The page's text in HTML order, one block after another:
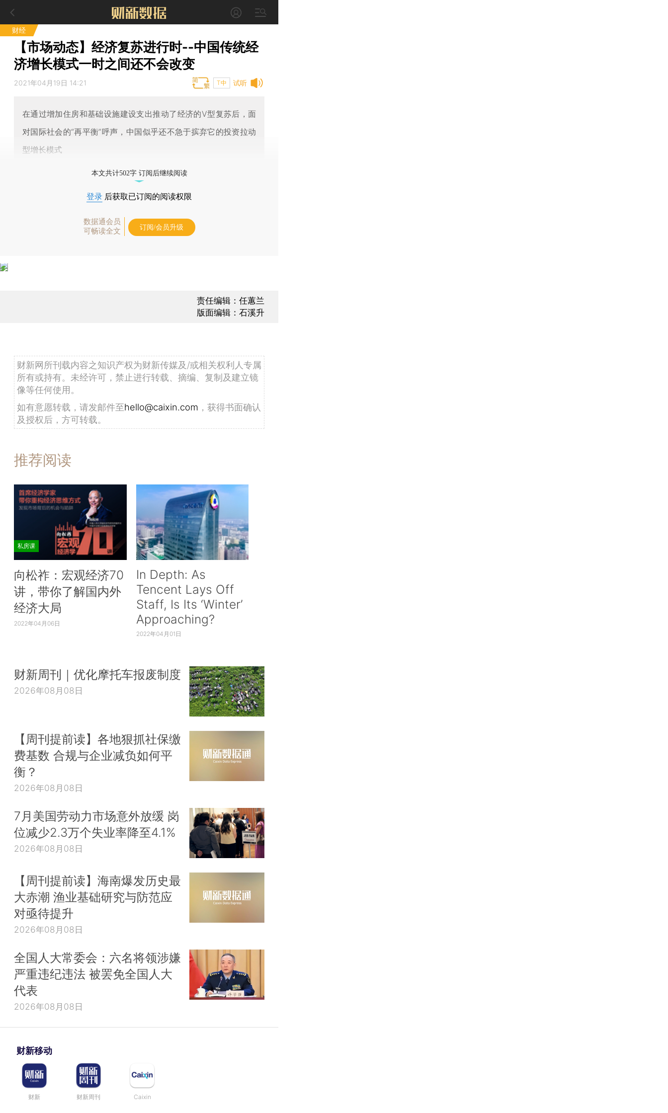
财经
【市场动态】经济复苏进行时--中国传统经
济增长模式一时之间还不会改变
试听
2021年04月19日 14:21 T中
在通过增加住房和基础设施建设支出推动了经济的V型复苏后，面
对国际社会的“再平衡”呼声，中国似乎还不急于摈弃它的投资拉动
型增长模式
本文共计502字 订阅后继续阅读
登录 后获取已订阅的阅读权限
数据通会员
可畅读全文
订阅/会员升级
责任编辑：任蕙兰
版面编辑：石溪升
财新网所刊载内容之知识产权为财新传媒及/或相关权利人专属
所有或持有。未经许可，禁止进行转载、摘编、复制及建立镜
像等任何使用。
如有意愿转载，请发邮件至hello@caixin.com ，获得书面确认
及授权后，方可转载。
推荐阅读
私房课
向松祚：宏观经济70
讲，带你了解国内外
经济大局
2022年04月06日
In Depth: As
Tencent Lays Off
Staff, Is Its ‘Winter’
Approaching?
2022年04月01日
财新周刊｜优化摩托车报废制度
2026年08月08日
【周刊提前读】各地狠抓社保缴
费基数 合规与企业减负如何平
衡？
2026年08月08日
7月美国劳动力市场意外放缓 岗
位减少2.3万个失业率降至4.1%
2026年08月08日
【周刊提前读】海南爆发历史最
大赤潮 渔业基础研究与防范应
对亟待提升
2026年08月08日
全国人大常委会：六名将领涉嫌
严重违纪违法 被罢免全国人大
代表
2026年08月08日
财新移动
财新 财新周刊 Caixin